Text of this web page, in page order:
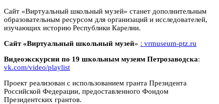
Сайт «Виртуальный школьный музей» станет дополнительным
образовательным ресурсом для организаций и исследователей,
изучающих историю Республики Карелии.
Сайт «Виртуальный школьный музей» : vrmuseum-ptz.ru
Видеоэкскурсии по 19 школьным музеям Петрозаводска:
vk.com/video/playlist
Проект реализован с использованием гранта Президента
Российской Федерации, предоставленного Фондом
Президентских грантов.